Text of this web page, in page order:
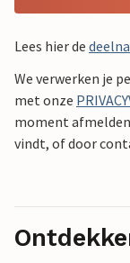
Lees hier de
We verwerken je
met onze
moment
vindt, of door